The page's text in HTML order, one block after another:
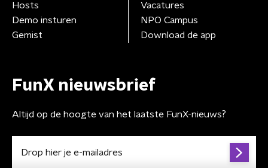
Hosts
Demo insturen
Gemist
Vacatures
NPO Campus
Download de app
FunX nieuwsbrief
Altijd op de hoogte van het laatste FunX-nieuws?